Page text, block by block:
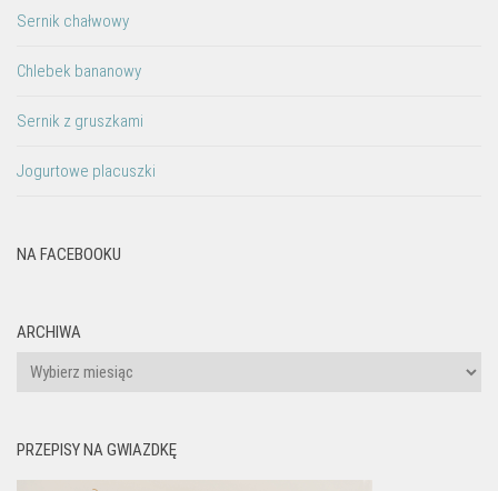
Sernik chałwowy
Chlebek bananowy
Sernik z gruszkami
Jogurtowe placuszki
NA FACEBOOKU
ARCHIWA
Archiwa
PRZEPISY NA GWIAZDKĘ